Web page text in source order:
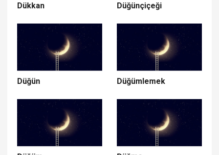
Dükkan Düğünçiçeği
Düğün Düğümlemek